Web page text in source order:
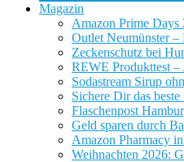
Magazin
Amazon Prime Days
Outlet Neumünster –
Zeckenschutz bei
REWE Produkttest –
Sodastream Sirup
Sichere Dir das
Flaschenpost
Geld sparen durch
Amazon Pharmacy
Weihnachten 2026: